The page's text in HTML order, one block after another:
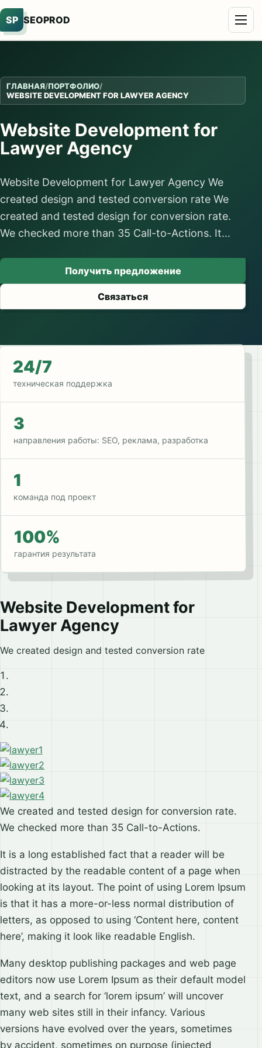
SP SEOPROD
ГЛАВНАЯ/ПОРТФОЛИО/
WEBSITE DEVELOPMENT FOR LAWYER AGENCY
Website Development for
Lawyer Agency
Website Development for Lawyer Agency We
created design and tested conversion rate We
created and tested design for conversion rate.
We checked more than 35 Call-to-Actions. It…
Получить предложение
Связаться
24/7
техническая поддержка
3
направления работы: SEO, реклама, разработка
1
команда под проект
100%
гарантия результата
Website Development for
Lawyer Agency
We created design and tested conversion rate
We created and tested design for conversion rate.
We checked more than 35 Call-to-Actions.
It is a long established fact that a reader will be
distracted by the readable content of a page when
looking at its layout. The point of using Lorem Ipsum
is that it has a more-or-less normal distribution of
letters, as opposed to using ‘Content here, content
here’, making it look like readable English.
Many desktop publishing packages and web page
editors now use Lorem Ipsum as their default model
text, and a search for ‘lorem ipsum’ will uncover
many web sites still in their infancy. Various
versions have evolved over the years, sometimes
by accident, sometimes on purpose (injected